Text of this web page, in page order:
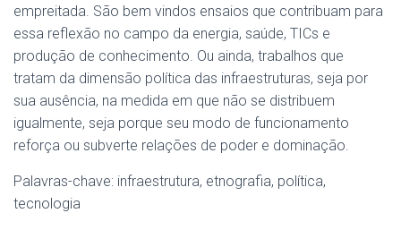
empreitada. São bem vindos ensaios que contribuam para
essa reflexão no campo da energia, saúde, TICs e
produção de conhecimento. Ou ainda, trabalhos que
tratam da dimensão política das infraestruturas, seja por
sua ausência, na medida em que não se distribuem
igualmente, seja porque seu modo de funcionamento
reforça ou subverte relações de poder e dominação.
Palavras-chave: infraestrutura, etnografia, política,
tecnologia